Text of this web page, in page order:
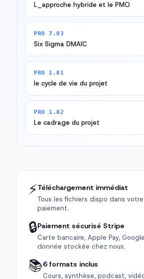
L_approche hybride et le PMO
PRO 7.03
Six Sigma DMAIC
PRO 1.01
le cycle de vie du projet
PRO 1.02
Le cadrage du projet
⚡Téléchargement immédiat
Tous les fichiers dispo dans
paiement.
🔒Paiement sécurisé Stripe
Carte bancaire, Apple Pay,
donnée stockée chez nous.
📚6 formats inclus
Cours, synthèse, podcast,